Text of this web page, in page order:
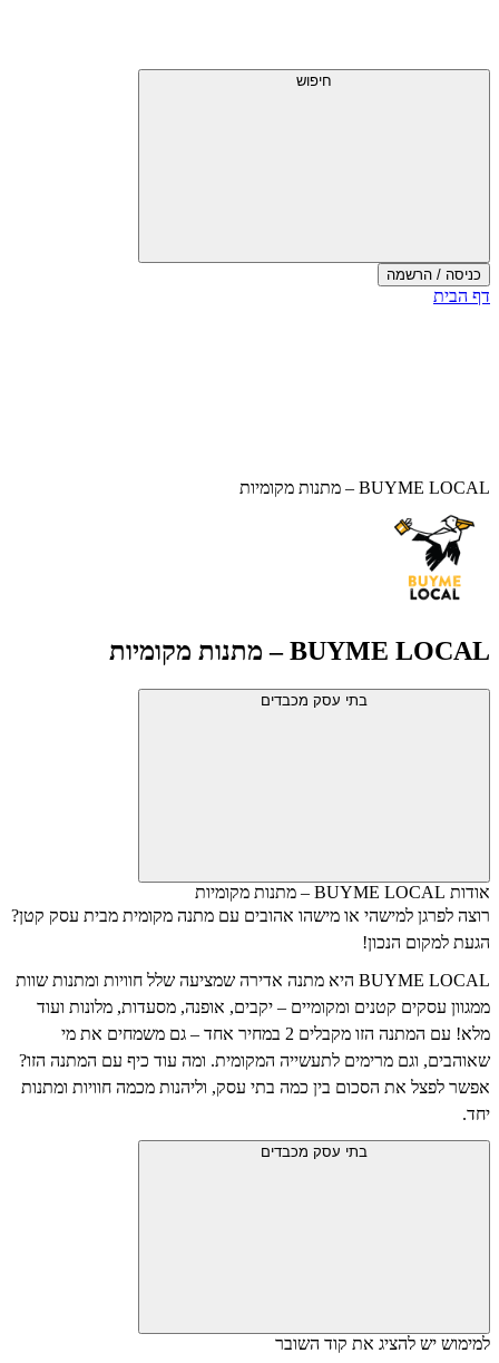
עליון
חיפוש
כניסה / הרשמה
סוף
דף הבית
BUYME LOCAL – מתנות מקומיות
BUYME LOCAL – מתנות מקומיות
בתי עסק מכבדים
אודות BUYME LOCAL – מתנות מקומיות
רוצה לפרגן למישהי או מישהו אהובים עם מתנה מקומית מבית עסק קטן?
הגעת למקום הנכון!
BUYME LOCAL היא מתנה אדירה שמציעה שלל חוויות ומתנות שוות
ממגוון עסקים קטנים ומקומיים – יקבים, אופנה, מסעדות, מלונות ועוד
מלא! עם המתנה הזו מקבלים 2 במחיר אחד – גם משמחים את מי
שאוהבים, וגם מרימים לתעשייה המקומית. ומה עוד כיף עם המתנה הזו?
אפשר לפצל את הסכום בין כמה בתי עסק, וליהנות מכמה חוויות ומתנות
יחד.
בתי עסק מכבדים
למימוש יש להציג את קוד השובר